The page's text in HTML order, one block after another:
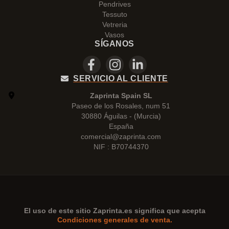
Pendrives
Tessuto
Vetreria
Vasos
SÍGANOS
SERVICIO AL CLIENTE
Zaprinta Spain SL
Paseo de los Rosales, num 51
30880 Águilas - (Murcia)
España
comercial@zaprinta.com
NIF : B70744370
El uso de este sitio Zaprinta.es significa que acepta
Condiciones generales de venta.